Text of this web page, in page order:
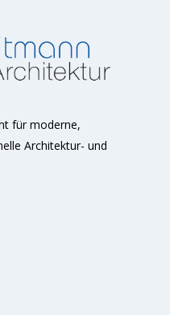
für moderne,
Architektur- und